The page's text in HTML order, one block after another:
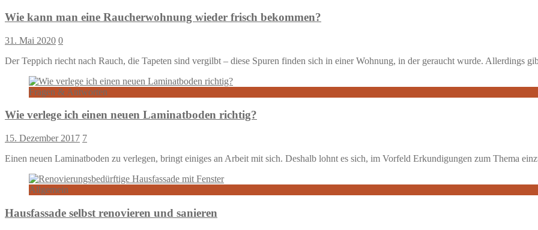
Wie kann man eine Raucherwohnung wieder frisch bekommen?
31. Mai 2020 0
Der Teppich riecht nach Rauch, die Tapeten sind vergilbt – diese Spuren finden sich in einer Wohnung, in der geraucht wurde. Allerdings
Fragen & Antworten
Wie verlege ich einen neuen Laminatboden richtig?
15. Dezember 2017 7
Einen neuen Laminatboden zu verlegen, bringt einiges an Arbeit mit sich. Deshalb lohnt es sich, im Vorfeld Erkundigungen zum Thema
Allgemein
Hausfassade selbst renovieren und sanieren